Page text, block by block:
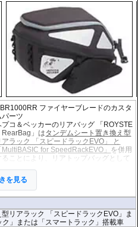
ファイヤーブレードのカスタ
パーツ
プコ＆ベッカーのリアバッグ 「ROYSTE
RearBag」はタンデムシート置き換え型
アラック 「スピードラックEVO」 と
MultiBASIC for SpeedRackEVO」 を併用
ることにより、リアトップバッグとして
ク」「Smartrack/スマートラック」搭載
にもご利用いただけます）
のホルダー「マルチベーシック / MultiBA
は乗せるだけで確実にホールドし、高
しむことができます。
がらバックを浮かすだけで簡単な取り
を見る
リアラック 「スピードラックEVO」ま
」または「スマートラック」搭載車